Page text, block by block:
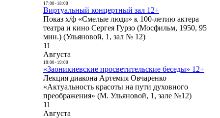
17:00- 18:00
Виртуальный концертный зал 12+
Показ х/ф «Смелые люди» к 100-летию актера
театра и кино Сергея Гурзо (Мосфильм, 1950, 95
мин.) (Ульяновой, 1, зал № 12)
11
Августа
18:00- 19:00
«Заоникиевские просветительские беседы» 12+
Лекция диакона Артемия Овчаренко
«Актуальность красоты на пути духовного
преображения» (М. Ульяновой, 1, зале №12)
11
Августа